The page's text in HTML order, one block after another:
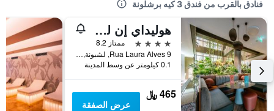
فنادق بالقرب من فندق 3 كيه برشلونة
هوليداي إن لشبونة-كونتيننتال
4 نجوم
ممتاز 8.2
Rua Laura Alves 9, لشبونة, محافظة لشبونة, البرتغال
0.1 كيلومتر عن وسط المدينة
465 ﷼
عرض الصفقة